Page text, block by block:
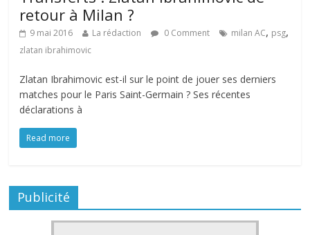
retour à Milan ?
9 mai 2016 La rédaction 0 Comment milan AC, psg,
zlatan ibrahimovic
Zlatan Ibrahimovic est-il sur le point de jouer ses derniers
matches pour le Paris Saint-Germain ? Ses récentes
déclarations à
Read more
Publicité